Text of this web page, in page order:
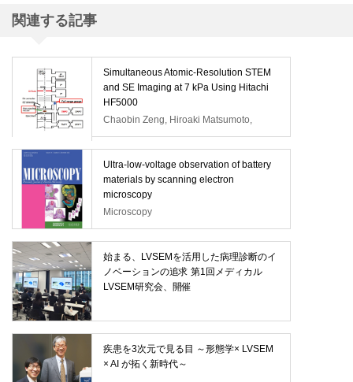
関連する記事
Simultaneous Atomic-Resolution STEM
and SE Imaging at 7 kPa Using Hitachi
HF5000
Chaobin Zeng, Hiroaki Matsumoto,
Keisuke Igarashi, Wenguang Lu,
Kinshiro Sakamoto, Stas Dogel
Ultra-low-voltage observation of battery
materials by scanning electron
microscopy
Microscopy
始まる、LVSEMを活用した病理診断のイ
ノベーションの追求 第1回メディカル
LVSEM研究会、開催
疾患を3次元で見る目 ～形態学× LVSEM
× AI が拓く新時代～